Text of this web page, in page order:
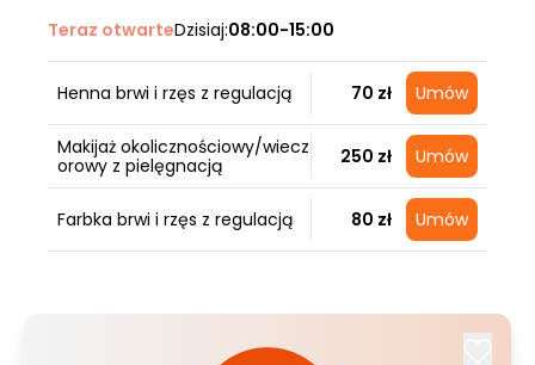
Teraz otwarteDzisiaj:08:00-15:00
Henna brwi i rzęs z regulacją 70 zł Umów
Makijaż okolicznościowy/wiecz
orowy z pielęgnacją
250 zł Umów
Farbka brwi i rzęs z regulacją 80 zł Umów